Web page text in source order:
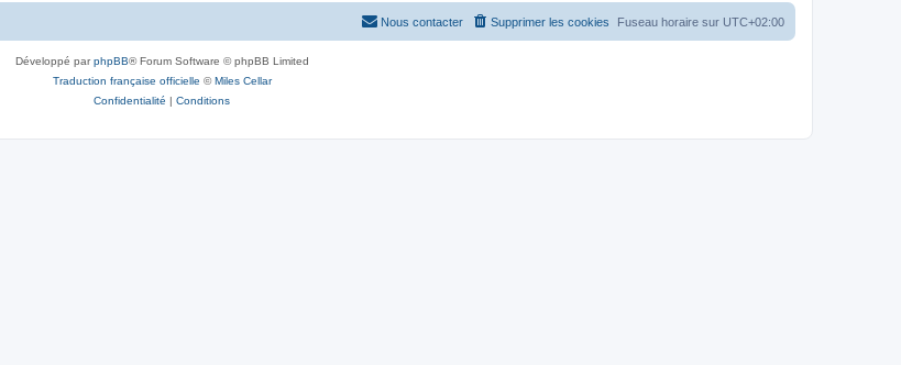
Fuseau horaire sur UTC+02:00
Supprimer les cookies
Nous contacter
Développé parphpBB® Forum Software © phpBB Limited
Traduction française officielle ©Miles Cellar
Confidentialité | Conditions